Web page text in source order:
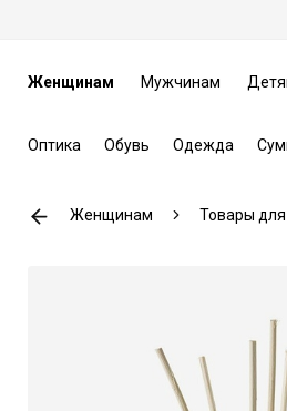
Женщинам Мужчинам
Оптика Обувь Одежда
Женщинам Товары